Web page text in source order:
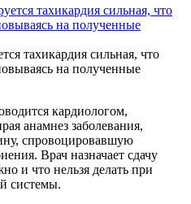
тахикардия сильная, что
на полученные
кардиологом,
анамнез заболевания,
спровоцировавшую
Врач назначает сдачу
и что нельзя делать при
системы.